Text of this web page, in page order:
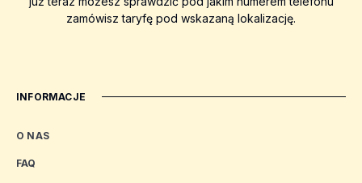
zamówisz taryfę pod wskazaną lokalizację.
INFORMACJE
O NAS
FAQ